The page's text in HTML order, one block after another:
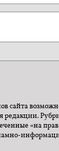
сайта
редакции.
«на